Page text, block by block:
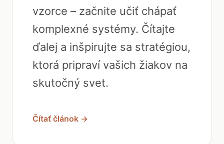
vzorce – začnite učiť chápať
komplexné systémy. Čítajte
ďalej a inšpirujte sa stratégiou,
ktorá pripraví vašich žiakov na
skutočný svet.
Čítať článok →